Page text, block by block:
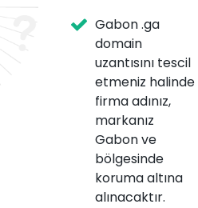
Gabon .ga
domain
uzantısını tescil
etmeniz halinde
firma adınız,
markanız
Gabon ve
bölgesinde
koruma altına
alınacaktır.